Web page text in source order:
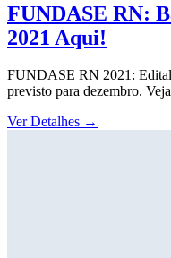
FUNDASE RN:
2021 Aqui!
FUNDASE RN 2021:
previsto para dezembro.
Ver Detalhes →